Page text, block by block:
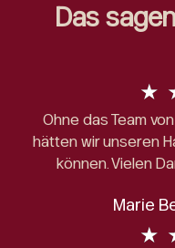
Das
★
Ohne das Team
hätten wir unseren
können. Vielen
Marie
★